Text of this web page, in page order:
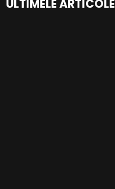
ULTIMELE ARTICOLE